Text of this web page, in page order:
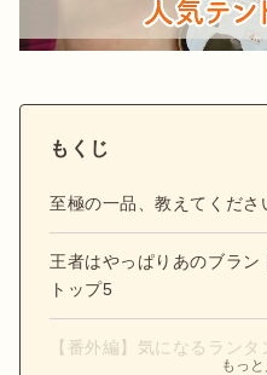
もくじ
至極の一品、教えてくださ
王者はやっぱりあのブラン
トップ5
【番外編】気になるラン
もっ